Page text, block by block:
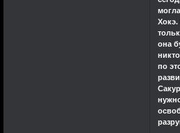
Хокэ.
она
по